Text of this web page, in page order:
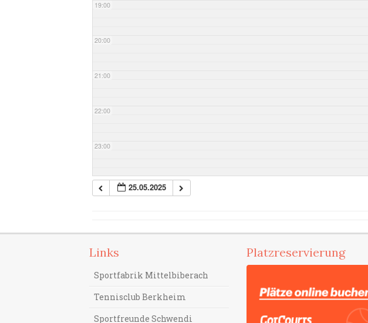
19:00
20:00
21:00
22:00
23:00
25.05.2025
Links
Sportfabrik Mittelbiberach
Tennisclub Berkheim
Sportfreunde Schwendi
Platzreservierung